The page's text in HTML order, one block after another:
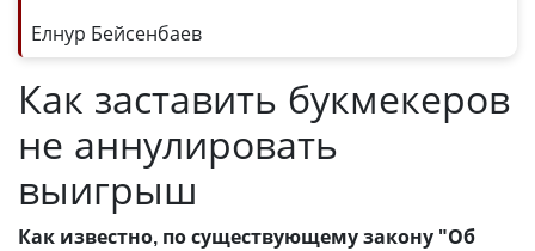
Елнур Бейсенбаев
Как заставить букмекеров
не аннулировать
выигрыш
Как известно, по существующему закону "Об